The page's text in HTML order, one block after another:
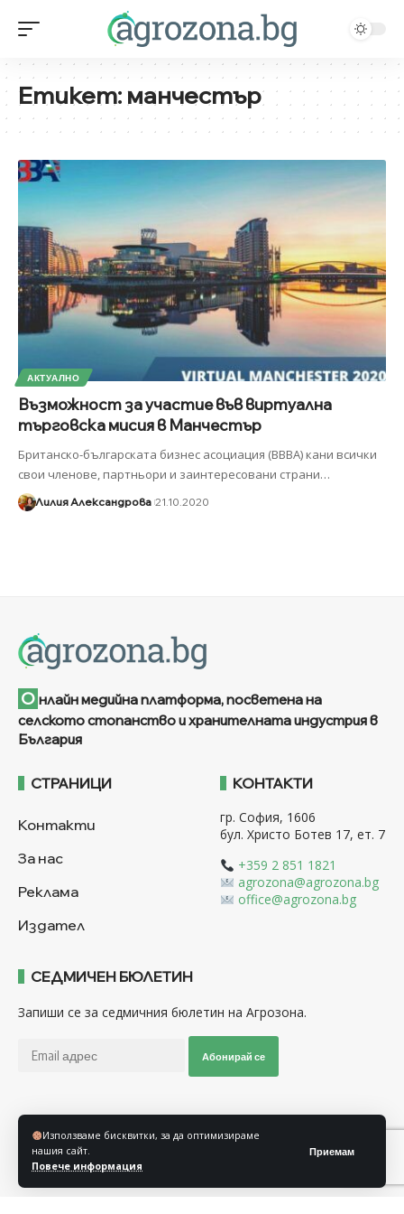
Използваме бисквитки, за да оптимизираме
нашия сайт.
Повече информация
Приемам
Етикет:манчестър
АКТУАЛНО
Възможност за участие във виртуална
търговска мисия в Манчестър
Британско-българската бизнес асоциация (BBBA) кани всички
свои членове, партньори и заинтересовани страни…
Лилия Александрова 21.10.2020
О нлайн медийна платформа, посветена на
селското стопанство и хранителната индустрия в
България
СТРАНИЦИ
Контакти
За нас
Реклама
Издател
КОНТАКТИ
гр. София, 1606
бул. Христо Ботев 17, ет. 7
+359 2 851 1821
agrozona@agrozona.bg
office@agrozona.bg
СЕДМИЧЕН БЮЛЕТИН
Запиши се за седмичния бюлетин на Агрозона.
Абонирай се
Последвайте ни